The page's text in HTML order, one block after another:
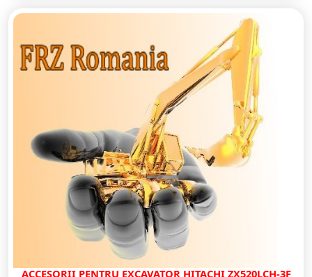
ACCESORII PENTRU EXCAVATOR HITACHI ZX520LCH-3F